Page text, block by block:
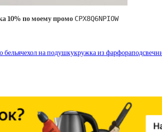
10% по моему промо CPX8Q6NPIOW
бельячехол на подушкукружка из фарфора